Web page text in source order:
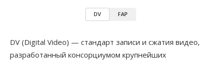
DV FAP
DV (Digital Video) — стандарт записи и сжатия видео,
разработанный консорциумом крупнейших